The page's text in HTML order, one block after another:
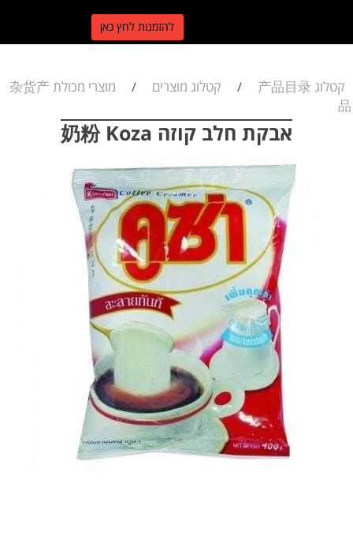
להזמנות לחץ כאן
קטלוג 产品目录 / קטלוג מוצרים /
מוצרי מכולת 杂货产
品
אבקת חלב קוזה 奶粉 Koza